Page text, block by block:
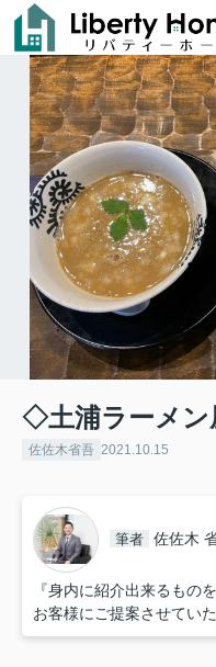
◇土浦ラーメ
佐佐木省吾 2021.10.15
筆者 佐佐木
『身内に紹介出来るもの
お客様にご提案させていた